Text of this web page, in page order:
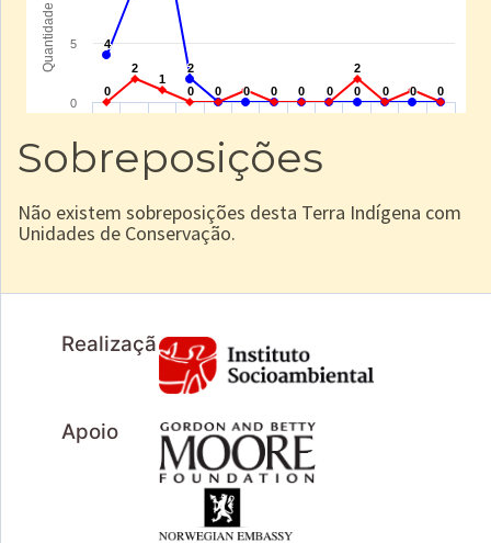
Sobreposições
Não existem sobreposições desta Terra Indígena com
Unidades de Conservação.